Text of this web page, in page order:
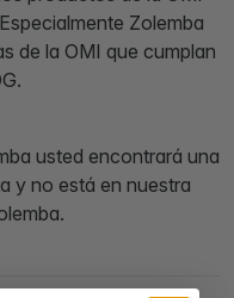
Zolemba
de la OMI que cumplan
usted encontrará una
y no está en nuestra